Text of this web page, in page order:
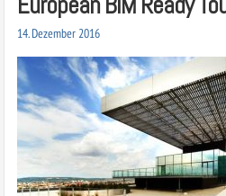
14. Dezember 2016